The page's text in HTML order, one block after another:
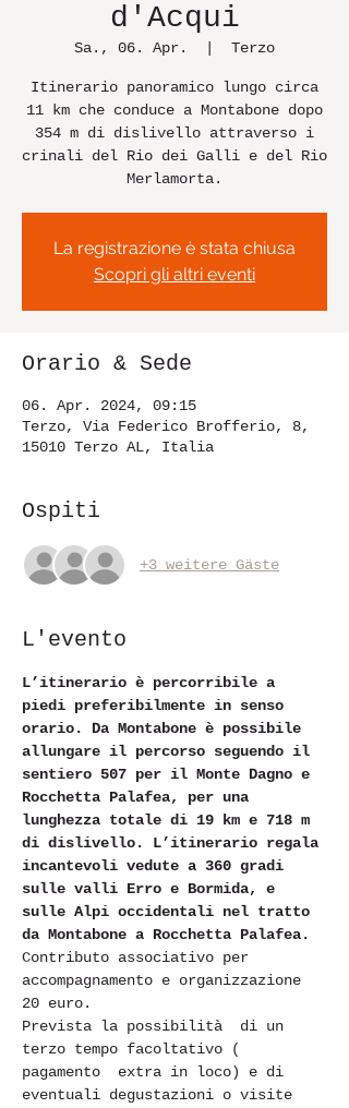
d'Acqui
Sa., 06. Apr. Terzo
Itinerario panoramico lungo circa
11 km che conduce a Montabone dopo
354 m di dislivello attraverso i
crinali del Rio dei Galli e del Rio
Merlamorta.
La registrazione è stata chiusa
Scopri gli altri eventi
Orario & Sede
06. Apr. 2024, 09:15
Terzo, Via Federico Brofferio, 8,
15010 Terzo AL, Italia
Ospiti
+3 weitere Gäste
L'evento
L’itinerario è percorribile a
piedi preferibilmente in senso
orario. Da Montabone è possibile
allungare il percorso seguendo il
sentiero 507 per il Monte Dagno e
Rocchetta Palafea, per una
lunghezza totale di 19 km e 718 m
di dislivello. L’itinerario regala
incantevoli vedute a 360 gradi
sulle valli Erro e Bormida, e
sulle Alpi occidentali nel tratto
da Montabone a Rocchetta Palafea.
Contributo associativo per
accompagnamento e organizzazione
20 euro.
Prevista la possibilità  di un
terzo tempo facoltativo (
pagamento  extra in loco) e di
eventuali degustazioni o visite